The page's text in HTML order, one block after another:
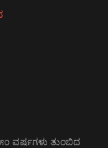
ವರ್ಷಗಳು ತುಂಬಿದ